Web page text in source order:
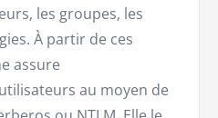
les groupes, les
À partir de ces
assure
au moyen de